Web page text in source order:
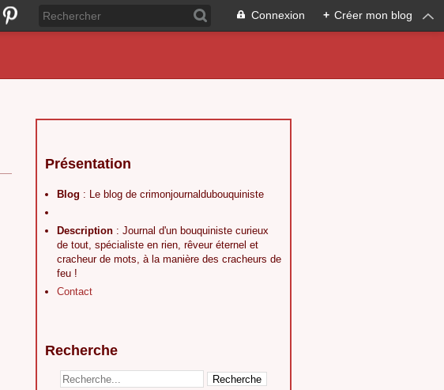
Connexion + Créer mon blog
Présentation
Blog : Le blog de crimonjournaldubouquiniste
Description : Journal d'un bouquiniste curieux
de tout, spécialiste en rien, rêveur éternel et
cracheur de mots, à la manière des cracheurs de
feu !
Contact
Recherche